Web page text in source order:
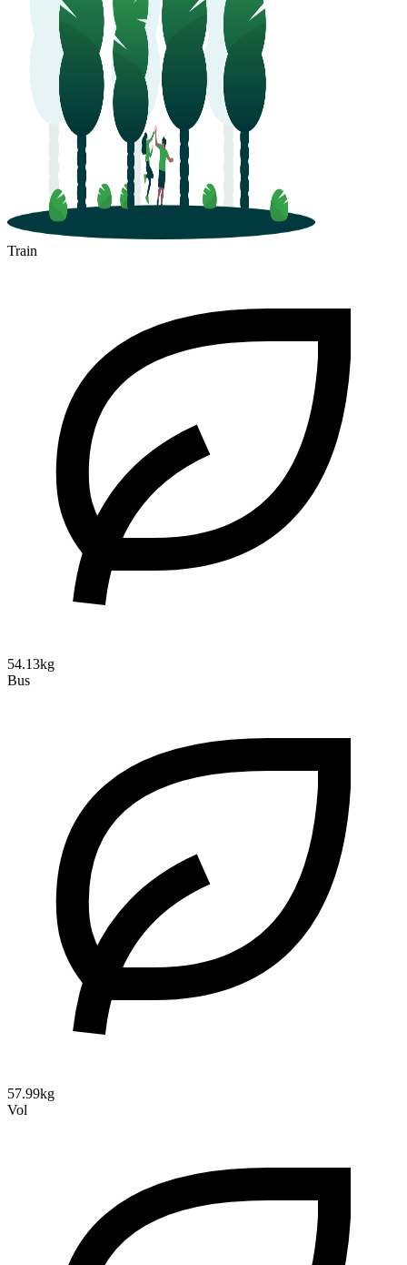
Carcassonne
Train
54.13kg
Bus
57.99kg
Vol